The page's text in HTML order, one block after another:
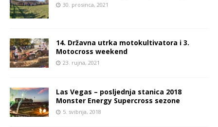
30. prosinca, 2021
14. Državna utrka motokultivatora i 3.
Motocross weekend
23. rujna, 2021
Las Vegas – posljednja stanica 2018
Monster Energy Supercross sezone
5. svibnja, 2018